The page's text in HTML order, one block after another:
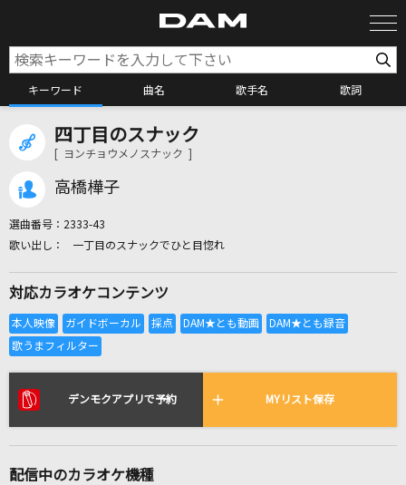
キーワード 曲名 歌手名 歌詞
カラオケ検索
全国りれき
リアルタイムで歌われている曲の一覧
残酷な天使のテーゼ
四丁目のスナック
[ ヨンチョウメノスナック ]
高橋樺子
選曲番号： 2333-43
一丁目のスナックでひと目惚れ
対応カラオケコンテンツ
デンモクアプリで予約 MYリスト保存
配信中のカラオケ機種